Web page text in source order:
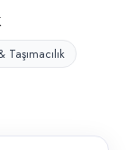
Taşımacılık